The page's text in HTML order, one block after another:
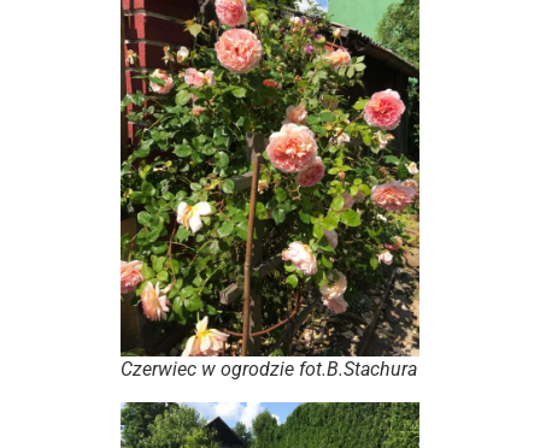
Czerwiec w ogrodzie fot.B.Stachura